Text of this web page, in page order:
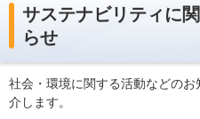
サステナビリティに
らせ
社会・環境に関する活動などのお
介します。